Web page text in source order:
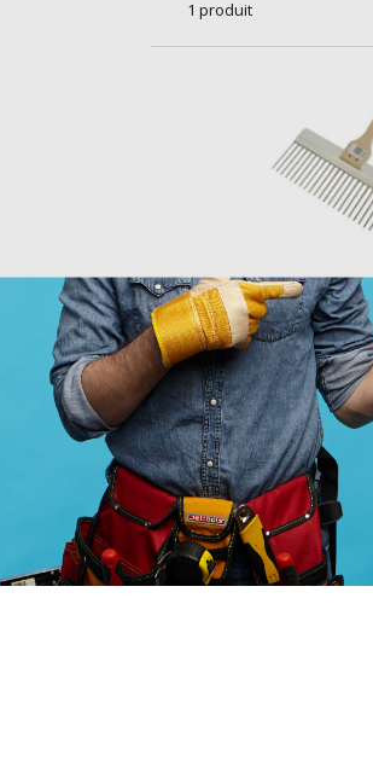
1 produit
Peigne à dégrossir
Le peigne à dégrossir de 33
inoxydable est un outil
inoxydable conçu pour
les surfaces.
Deliverytime
€21,30
Incl. TVA